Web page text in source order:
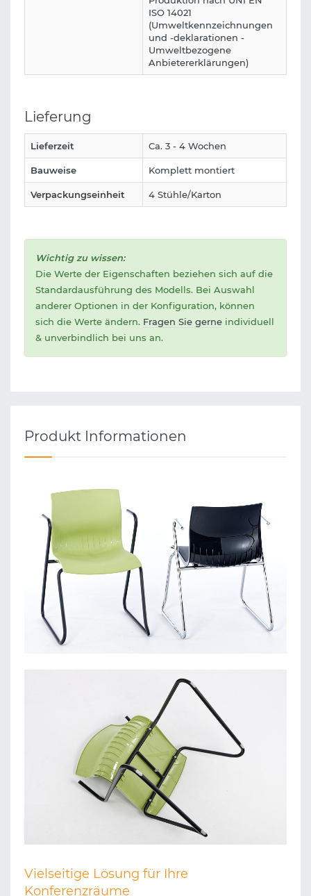
ISO 14021
(Umweltkennzeichnungen
und -deklarationen -
Umweltbezogene
Anbietererklärungen)
Lieferung
Lieferzeit Ca. 3 - 4 Wochen
Bauweise Komplett montiert
Verpackungseinheit 4 Stühle/Karton
Wichtig zu wissen:
Die Werte der Eigenschaften beziehen sich auf die
Standardausführung des Modells. Bei Auswahl
anderer Optionen in der Konfiguration, können
sich die Werte ändern. Fragen Sie gerne individuell
& unverbindlich bei uns an.
Produkt Informationen
Vielseitige Lösung für Ihre
Konferenzräume